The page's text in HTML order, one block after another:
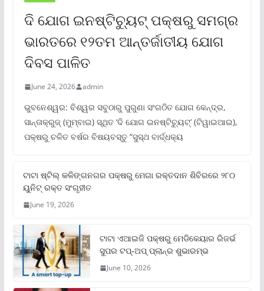
ଦି ଯୋଗ ଇନଷ୍ଟିଚ୍ୟୁଟ୍ ପକ୍ଷରୁ ସମଗ୍ର
ଭାରତରେ ୧୨ତମ ଆନ୍ତର୍ଜାତୀୟ ଯୋଗ
ଦିବସ ପାଳିତ
June 24, 2026 admin
ଭୁବନେଶ୍ୱର: ବିଶ୍ୱର ସବୁଠାରୁ ପୁରୁଣା ସଂଗଠିତ ଯୋଗ କେନ୍ଦ୍ର,
ସାନ୍ତାକ୍ରୁଜ୍ (ମୁମ୍ବାଇ) ସ୍ଥିତ ‘ଦି ଯୋଗ ଇନଷ୍ଟିଚ୍ୟୁଟ୍‌’ (ଟିୱାଇଆଇ),
ପକ୍ଷରୁ ଚଳିତ ବର୍ଷର ବିଷୟବସ୍ତୁ “ସୁସ୍ଥ ବାର୍ଦ୍ଧକ୍ୟ
ଟାଟା ଷ୍ଟିଲ୍‌ କଳିଙ୍ଗନଗର ପକ୍ଷରୁ ମେଗା ରକ୍ତଦାନ ଶିବିରରେ ୨୮୦
ୟୁନିଟ୍‌ ରକ୍ତ ସଂଗୃହୀତ
June 19, 2026
ଟାଟା ଏଆଇଜି ପକ୍ଷରୁ ମେଡିକେୟାର ରିଜର୍ଭ
ସୁପର ଟପ୍‌-ଅପ୍ ପ୍ଲାନ୍‌ର ଶୁଭାରମ୍ଭ
June 10, 2026